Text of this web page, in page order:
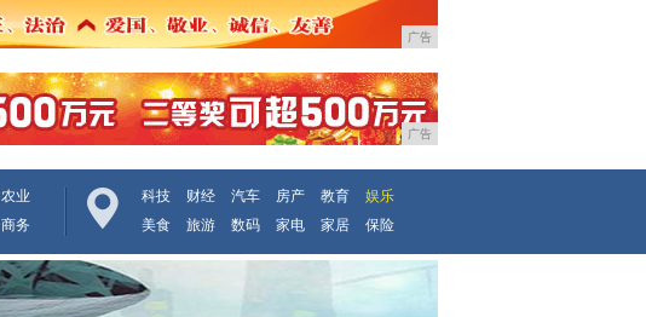
广告
广告
农业
商务
科技 财经 汽车 房产 教育
娱乐
美食
旅游 数码 家电 家居 保险